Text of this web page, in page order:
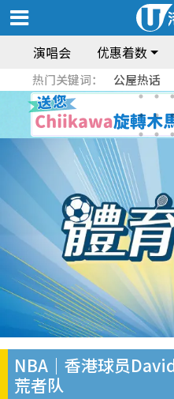
演唱会 优惠着数
热门关键词： 公屋热话
NBA｜香港球员
荒者队